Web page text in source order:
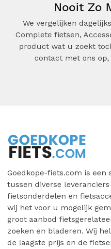
Nooit Zo
We vergelijken
Complete fietsen,
product wat u zoekt
contact met ons
Goedkope-fiets.com is een
tussen diverse
fietsonderdelen en
wij het voor u mogelijk
groot aanbod
zoeken en bladeren. Wij
de laagste prijs en de